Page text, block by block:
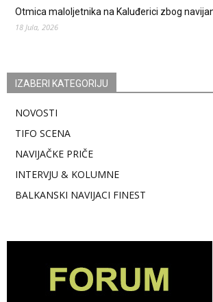
Otmica maloljetnika na Kaluđerici zbog
18 Jula, 2026
IZABERI KATEGORIJU
NOVOSTI
TIFO SCENA
NAVIJAČKE PRIČE
INTERVJU & KOLUMNE
BALKANSKI NAVIJACI FINEST